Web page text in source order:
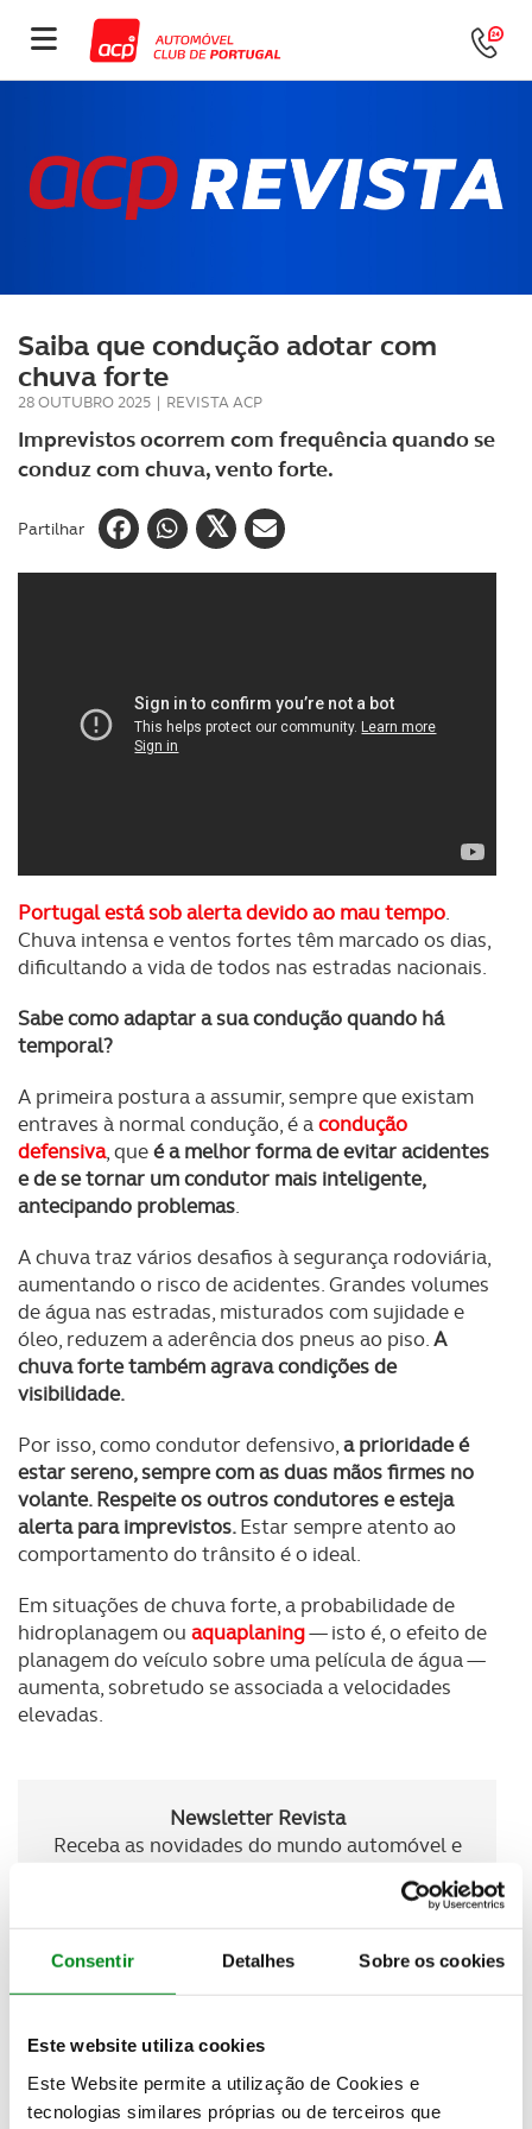
Consentir Detalhes Sobre os cookies
Este website utiliza cookies
Este Website permite a utilização de Cookies e
tecnologias similares próprias ou de terceiros que
Saiba que condução adotar com
chuva forte
28 OUTUBRO 2025 | REVISTA ACP
Imprevistos ocorrem com frequência quando se
conduz com chuva, vento forte.
Partilhar
Portugal está sob alerta devido ao mau tempo.
Chuva intensa e ventos fortes têm marcado os dias,
dificultando a vida de todos nas estradas nacionais.
Sabe como adaptar a sua condução quando há
temporal?
A primeira postura a assumir, sempre que existam
entraves à normal condução, é acondução
defensiva, queé a melhor forma de evitar acidentes
e de se tornar um condutor mais inteligente,
antecipando problemas.
A chuva traz vários desafios à segurança rodoviária,
aumentando o risco de acidentes. Grandes volumes
de água nas estradas, misturados com sujidade e
óleo, reduzem a aderência dos pneus ao piso.A
chuva forte também agrava condições de
visibilidade.
Por isso, como condutor defensivo,a prioridade é
estar sereno, sempre com as duas mãos firmes no
volante. Respeite os outros condutores e esteja
alerta para imprevistos.Estar sempre atento ao
comportamento do trânsito é o ideal.
Em situações de chuva forte, a probabilidade de
hidroplanagem ou aquaplaning— isto é, o efeito de
planagem do veículo sobre uma película de água —
aumenta, sobretudo se associada a velocidades
elevadas.
Newsletter Revista
Receba as novidades do mundo automóvel e
Moderação na velocidade, sempre